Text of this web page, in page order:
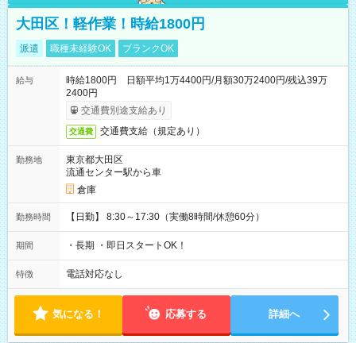
大田区！軽作業！時給1800円
派遣 職種未経験OK ブランクOK
給与
時給1800円 日額平均1万4400円/月額30万2400円/残込39万
2400円
交通費別途支給あり
交通費 交通費支給（規定あり）
勤務地
東京都大田区
流通センター駅から車
倉庫
勤務時間 【日勤】 8:30～17:30（実働8時間/休憩60分）
期間 ・長期 ・即日スタートOK！
特徴 電話対応なし
気になる！ 応募する 詳細へ